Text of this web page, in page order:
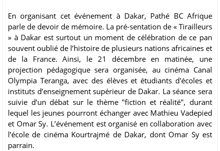
En organisant cet événement à Dakar, Pathé BC Afrique
parle de devoir de mémoire. La pré-sentation de « Tirailleurs
» à Dakar est surtout un moment de célébration de ce pan
souvent oublié de l’histoire de plusieurs nations africaines et
de la France. Ainsi, le 21 décembre en matinée, une
projection pédagogique sera organisée, au cinéma Canal
Olympia Teranga, avec des élèves et étudiants d'écoles et
instituts d’enseignement supérieur de Dakar. La séance sera
suivie d’un débat sur le thème "fiction et réalité", durant
lequel les jeunes pourront échanger avec Mathieu Vadepied
et Omar Sy. L’événement est organisé en collaboration avec
l’école de cinéma Kourtrajmé de Dakar, dont Omar Sy est
parrain.